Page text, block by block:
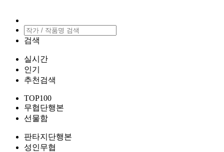
검색
실시간
인기
추천검색
TOP100
무협단행본
선물함
판타지단행본
성인무협